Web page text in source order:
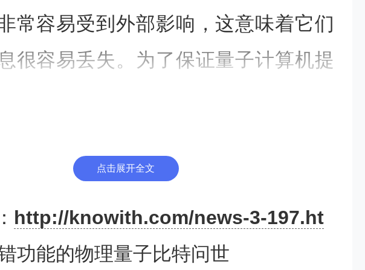
常容易受到外部影响，这意味着它们
很容易丢失。为了保证量子计算机提
果其中一个物理量子比特发生故障，
特将保留信息。然而，阻碍功能量子
的主要困难之一是需要大量的物理量
点击展开全文
http://knowith.com/news-3-197.ht
功能的物理量子比特问世